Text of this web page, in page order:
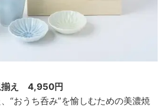
揃え 4,950円
“おうち呑み”を愉しむための美濃焼